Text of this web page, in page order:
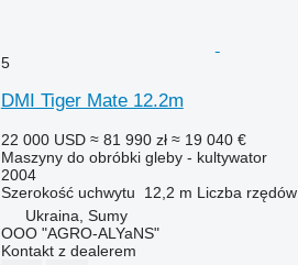
5
DMI Tiger Mate 12.2m
22 000 USD ≈ 81 990 zł ≈ 19 040 €
Maszyny do obróbki gleby - kultywator
2004
Szerokość uchwytu
12,2 m Liczba rzędów
Ukraina, Sumy
OOO "AGRO-ALYaNS"
Kontakt z dealerem